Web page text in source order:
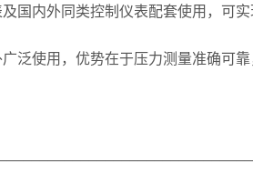
国内外同类控制仪表配套使用，可
泛使用，优势在于压力测量准确可